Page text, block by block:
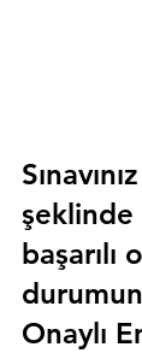
şeklinde
başarılı
Onaylı